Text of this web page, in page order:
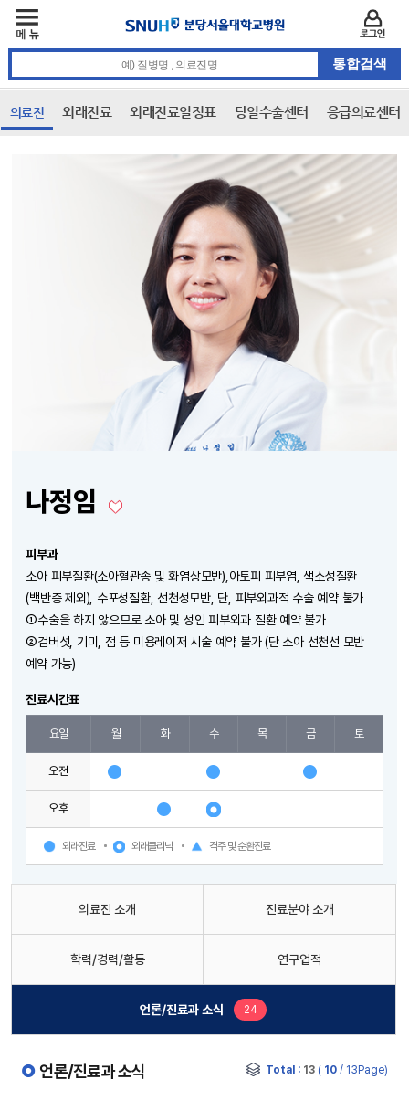
의료진 외래진료 외래진료일정표 당일수술센터 응급의료센터
나정임
피부과
소아 피부질환(소아혈관종 및 화염상모반),아토피 피부염, 색소성질환
(백반증 제외), 수포성질환, 선천성모반, 단, 피부외과적 수술 예약 불가
①수술을 하지 않으므로 소아 및 성인 피부외과 질환 예약 불가
②검버섯, 기미, 점 등 미용레이저 시술 예약 불가 (단 소아 선천선 모반
예약 가능)
진료시간표
요일 월 화 수 목 금 토
오전
오후
외래진료 외래클리닉 격주 및 순환진료
의료진 소개 진료분야 소개
학력/경력/활동 연구업적
언론/진료과 소식 24
언론/진료과 소식 Total : 13( 10 / 13Page)